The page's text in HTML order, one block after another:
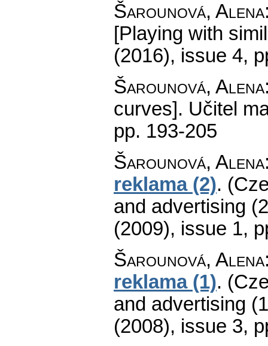
Šarounová, Alena
[Playing with
(2016), issue 4,
Šarounová, Alena
curves]. Učitel
pp. 193-205
Šarounová, Alena
reklama (2).
and advertising
(2009), issue 1,
Šarounová, Alena
reklama (1).
and advertising
(2008), issue 3,